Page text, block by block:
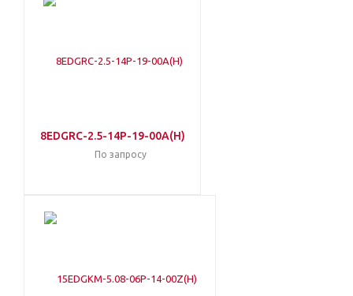
8EDGRC-2.5-14P-19-00A(H)
По запросу